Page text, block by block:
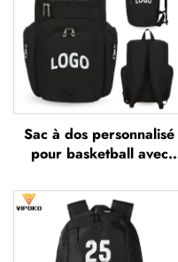
Sac à dos personnalisé
pour basketball avec
imperméable,
décontracté, scolaire,
thermosublimé, pour
football et basketball